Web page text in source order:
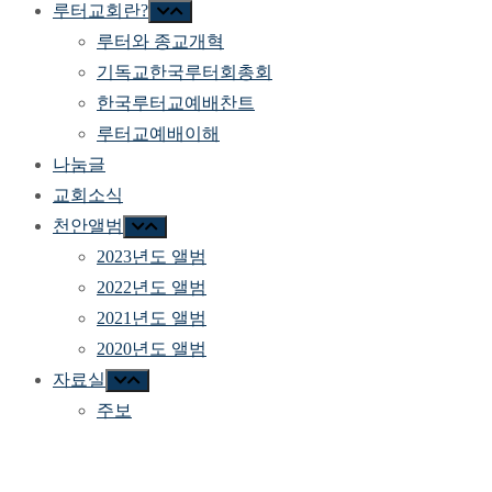
루터교회란?
루터와 종교개혁
기독교한국루터회총회
한국루터교예배찬트
루터교예배이해
나눔글
교회소식
천안앨범
2023년도 앨범
2022년도 앨범
2021년도 앨범
2020년도 앨범
자료실
주보